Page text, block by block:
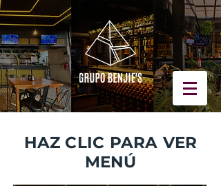
HAZ CLIC PARA VER
MENÚ